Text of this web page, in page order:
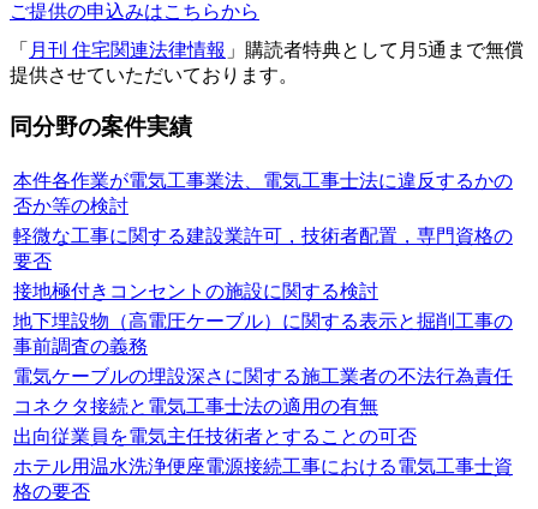
ご提供の申込みはこちらから
「 月刊 住宅関連法律情報 」購読者特典として月5通まで無償
提供させていただいております。
同分野の案件実績
本件各作業が電気工事業法、電気工事士法に違反するかの
否か等の検討
軽微な工事に関する建設業許可，技術者配置，専門資格の
要否
接地極付きコンセントの施設に関する検討
地下埋設物（高電圧ケーブル）に関する表示と掘削工事の
事前調査の義務
電気ケーブルの埋設深さに関する施工業者の不法行為責任
コネクタ接続と電気工事士法の適用の有無
出向従業員を電気主任技術者とすることの可否
ホテル用温水洗浄便座電源接続工事における電気工事士資
格の要否